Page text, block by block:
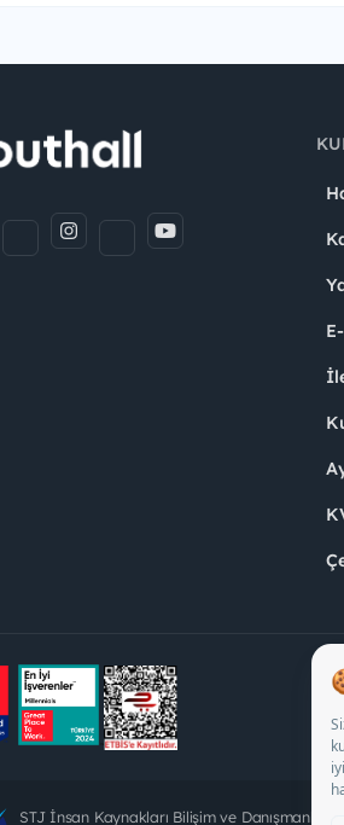
STJ İnsan Kaynakları Bilişim ve